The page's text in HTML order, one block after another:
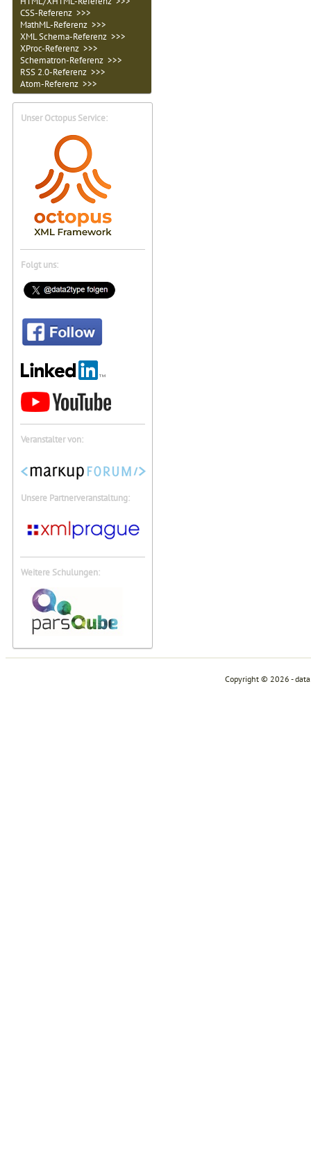
CSS-Referenz >>>
MathML-Referenz >>>
XML Schema-Referenz >>>
XProc-Referenz >>>
Schematron-Referenz >>>
RSS 2.0-Referenz >>>
Atom-Referenz >>>
Unser Octopus Service:
Folgt uns:
Veranstalter von:
Unsere Partnerveranstaltung:
Weitere Schulungen:
Copyright © 2026 -